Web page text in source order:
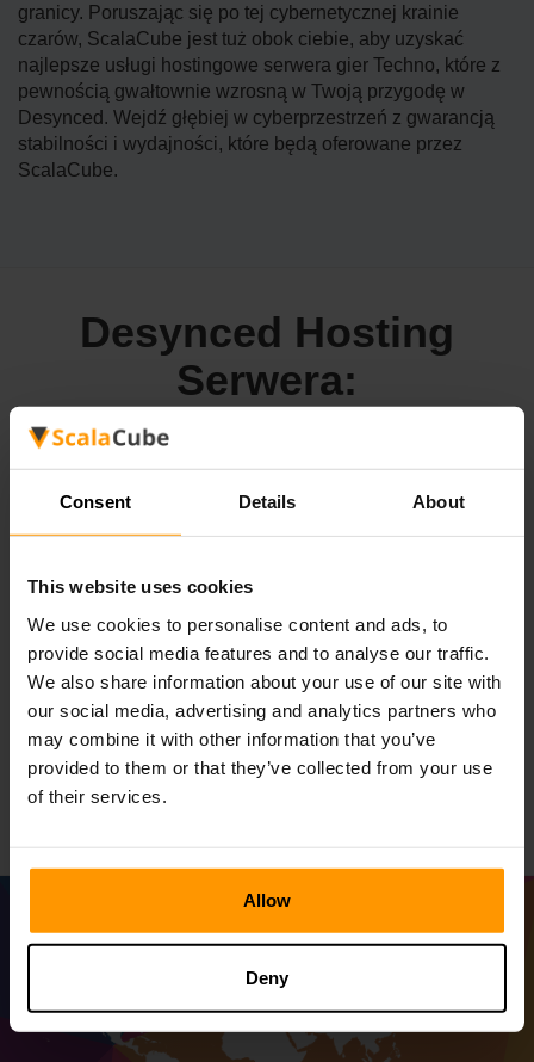
Consent Details About
This website uses cookies
We use cookies to personalise content and ads, to
provide social media features and to analyse our traffic.
We also share information about your use of our site with
our social media, advertising and analytics partners who
may combine it with other information that you’ve
provided to them or that they’ve collected from your use
of their services.
Allow
Deny
granicy. Poruszając się po tej cybernetycznej krainie
czarów, ScalaCube jest tuż obok ciebie, aby uzyskać
najlepsze usługi hostingowe serwera gier Techno, które z
pewnością gwałtownie wzrosną w Twoją przygodę w
Desynced. Wejdź głębiej w cyberprzestrzeń z gwarancją
stabilności i wydajności, które będą oferowane przez
ScalaCube.
Desynced Hosting
Serwera:
związek wpływa na grę, hosting serwerów gier
wykonanych przez ScalaCube staje się drzwi > Nasze
serwerów wydajności gwarantowały nieprzerwane i
rzeczywiste wrażenia z gry. Dzięki ScalaCube Twoja
podróż Desynced jest jedną z nieprzerwanej rozgrywki do
odkrycia, walki i wykuwania świata, którego pragniesz.
Wybierz ScalaCube, aby hostować serwer Desynced i
upewnij się, że cała podróż przez cyfrową przestrzeń jest
płynna, wypełniona stabilnością, a także wydajność dla
najlepszych wrażeń z gier.